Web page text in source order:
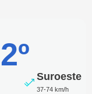
Suroeste
37-74 km/h